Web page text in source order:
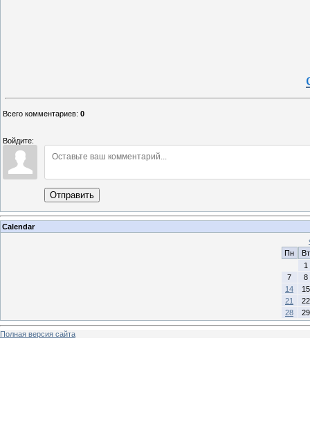
Всего комментариев: 0
Войдите:
Отправить
Calendar
Пн
Вт
1
7
8
14
15
21
22
28
29
Полная версия сайта